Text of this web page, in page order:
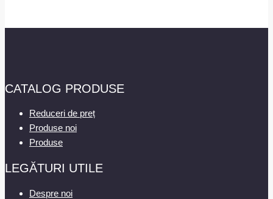
CATALOG PRODUSE
Reduceri de preț
Produse noi
Produse
LEGĂTURI UTILE
Despre noi